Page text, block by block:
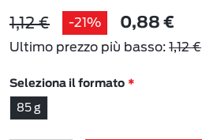
1,12 € -21% 0,88 €
Ultimo prezzo più basso: 1,12 €
Seleziona il formato
85 g